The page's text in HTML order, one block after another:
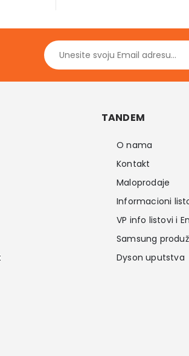
RSD.
RSD. 8.899,00
TANDEM
O nama
Kontakt
Maloprodaje
Informacioni
VP info listovi i
Samsung
Dyson uputstva